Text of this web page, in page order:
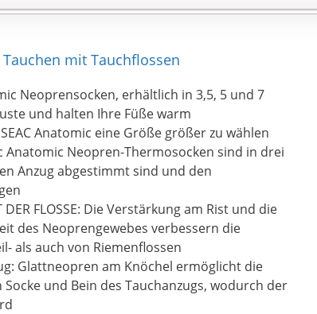
mit Tauchflossen
Neoprensocken, erhältlich in 3,5, 5 und 7
und halten Ihre Füße warm
Anatomic eine Größe größer zu wählen
Anatomic Neopren-Thermosocken sind in drei
Anzug abgestimmt sind und den
DER FLOSSE: Die Verstärkung am Rist und die
des Neoprengewebes verbessern die
als auch von Riemenflossen
Glattneopren am Knöchel ermöglicht die
und Bein des Tauchanzugs, wodurch der